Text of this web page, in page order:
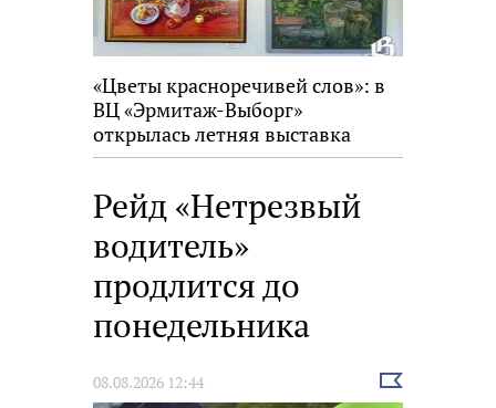
«Цветы красноречивей слов»: в
ВЦ «Эрмитаж-Выборг»
открылась летняя выставка
Рейд «Нетрезвый
водитель»
продлится до
понедельника
08.08.2026 12:44
Выбрать
новость